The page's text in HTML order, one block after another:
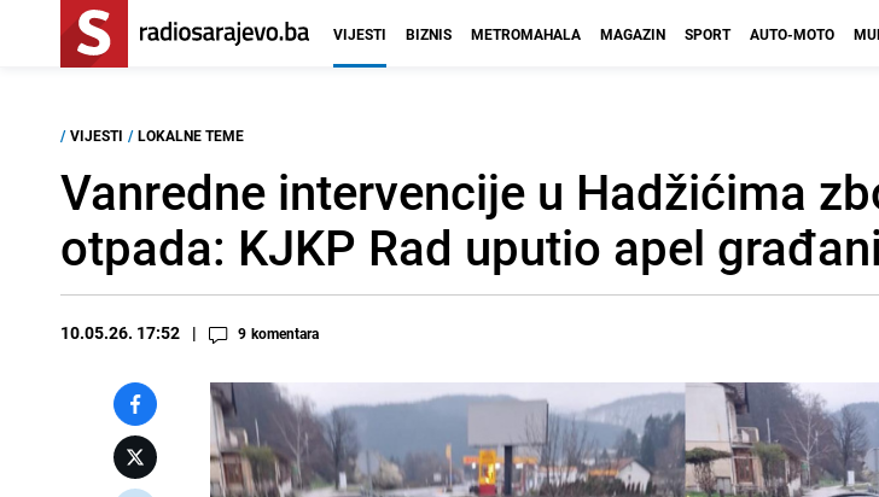
VIJESTI BIZNIS METROMAHALA MAGAZIN SPORT AUTO-MOTO
/ VIJESTI / LOKALNE TEME
Vanredne intervencije u Hadžićima
otpada: KJKP Rad uputio apel
10.05.26. 17:52 9 komentara